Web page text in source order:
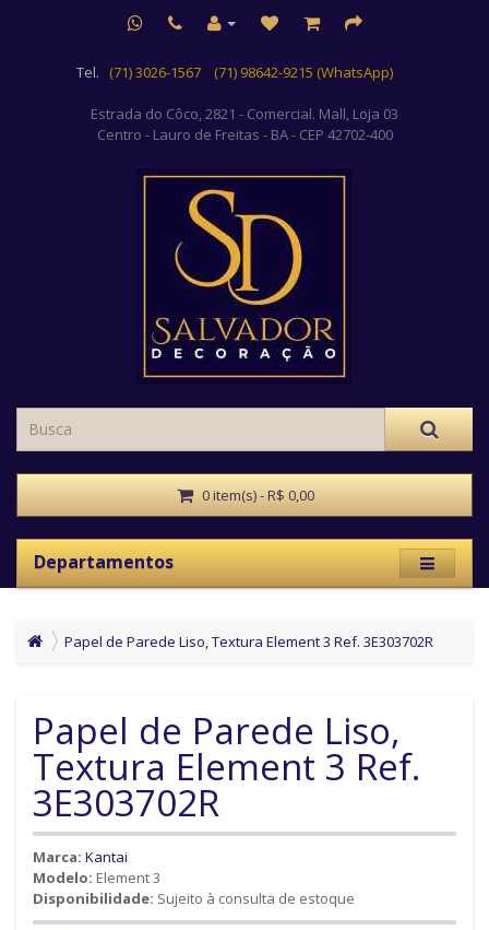
Tel. (71) 3026-1567 (71) 98642-9215 (WhatsApp)
Estrada do Côco, 2821 - Comercial. Mall, Loja 03
Centro - Lauro de Freitas - BA - CEP 42702-400
0 item(s) - R$ 0,00
Departamentos
Papel de Parede Liso, Textura Element 3 Ref. 3E303702R
Papel de Parede Liso,
Textura Element 3 Ref.
3E303702R
Marca: Kantai
Modelo: Element 3
Disponibilidade: Sujeito à consulta de estoque